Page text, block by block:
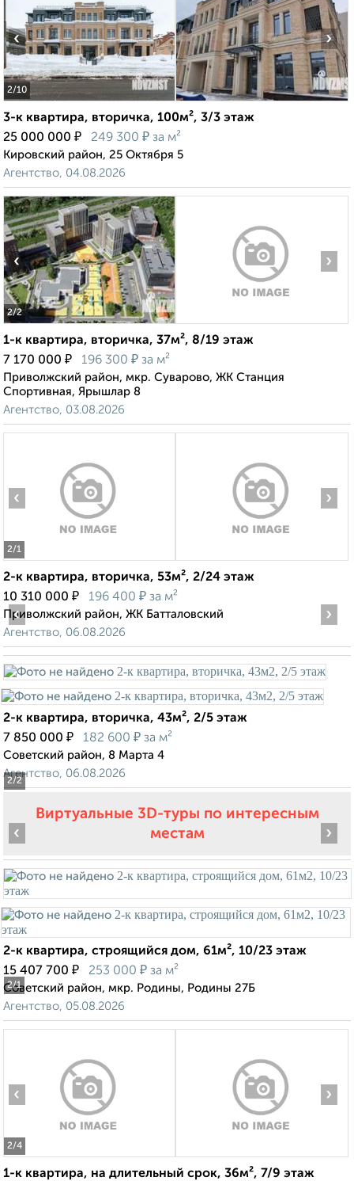
2/10
‹ ›
3-к квартира, вторичка, 100м², 3/3 этаж
25 000 000 ₽ 249 300 ₽ за м²
Кировский район, 25 Октября 5
Агентство, 04.08.2026
2/2
‹ ›
1-к квартира, вторичка, 37м², 8/19 этаж
7 170 000 ₽ 196 300 ₽ за м²
Приволжский район, мкр. Суварово, ЖК Станция
Спортивная, Ярышлар 8
Агентство, 03.08.2026
2/1
‹ ›
2-к квартира, вторичка, 53м², 2/24 этаж
10 310 000 ₽ 196 400 ₽ за м²
Приволжский район, ЖК Батталовский
Агентство, 06.08.2026
2/2
‹ ›
2-к квартира, вторичка, 43м², 2/5 этаж
7 850 000 ₽ 182 600 ₽ за м²
Советский район, 8 Марта 4
Агентство, 06.08.2026
Виртуальные 3D-туры по интересным
местам
2/1
‹ ›
2-к квартира, строящийся дом, 61м², 10/23 этаж
15 407 700 ₽ 253 000 ₽ за м²
Советский район, мкр. Родины, Родины 27Б
Агентство, 05.08.2026
2/4
‹ ›
1-к квартира, на длительный срок, 36м², 7/9 этаж